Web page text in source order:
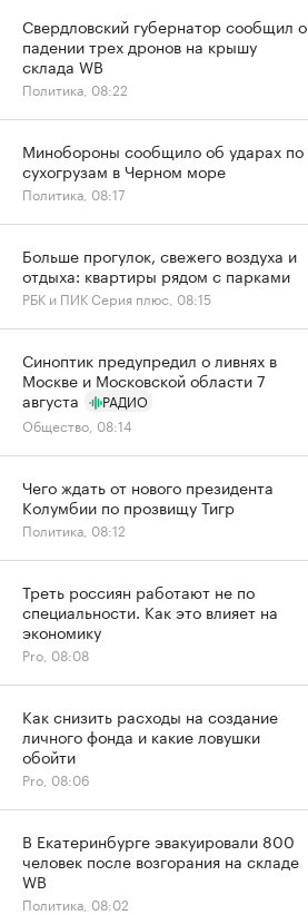
Свердловский губернатор сообщил о
падении трех дронов на крышу
склада WB
Политика, 08:22
Минобороны сообщило об ударах по
сухогрузам в Черном море
Политика, 08:17
Больше прогулок, свежего воздуха и
отдыха: квартиры рядом с парками
РБК и ПИК Серия плюс, 08:15
Синоптик предупредил о ливнях в
Москве и Московской области 7
августа
РАДИО
Общество, 08:14
Чего ждать от нового президента
Колумбии по прозвищу Тигр
Политика, 08:12
Треть россиян работают не по
специальности. Как это влияет на
экономику
Pro, 08:08
Как снизить расходы на создание
личного фонда и какие ловушки
обойти
Pro, 08:06
В Екатеринбурге эвакуировали 800
человек после возгорания на складе
WB
Политика, 08:02